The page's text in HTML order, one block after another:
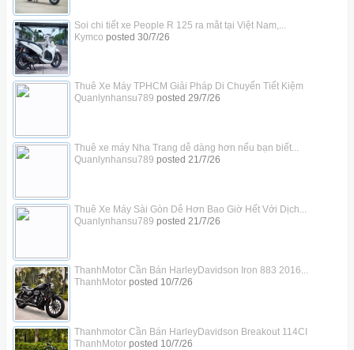
Soi chi tiết xe People R 125 ra mắt tại Việt Nam,...
Kymco posted 30/7/26
Thuê Xe Máy TPHCM Giải Pháp Di Chuyển Tiết Kiệm
Quanlynhansu789 posted 29/7/26
Thuê xe máy Nha Trang dễ dàng hơn nếu bạn biết...
Quanlynhansu789 posted 21/7/26
Thuê Xe Máy Sài Gòn Dễ Hơn Bao Giờ Hết Với Dịch...
Quanlynhansu789 posted 21/7/26
ThanhMotor Cần Bán HarleyDavidson Iron 883 2016...
ThanhMotorposted 10/7/26
Thanhmotor Cần Bán HarleyDavidson Breakout 114CI
ThanhMotorposted 10/7/26